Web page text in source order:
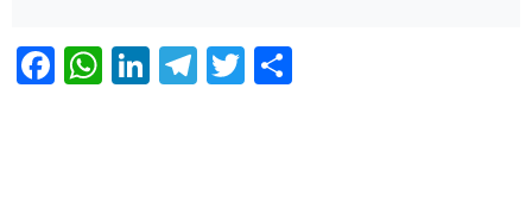
Facebook
WhatsApp
LinkedIn
Telegram
Twitter